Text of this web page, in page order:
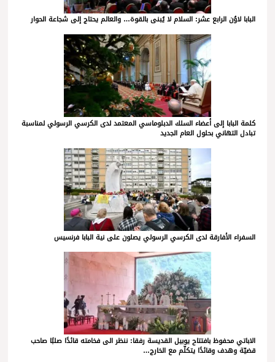
البابا لاوُن الرابع عشر: السلام لا يُبنى بالقوة… والعالم يحتاج إلى شجاعة الحوار
كلمة البابا إلى أعضاء السلك الدبلوماسي المعتمد لدى الكرسي الرسولي لمناسبة
تبادل التهاني بحلول العام الجديد
السفراء الأفارقة لدى الكرسي الرسولي يصلون على نية البابا فرنسيس
الاباتي محفوظ بافتتاح يوبيل القديسة رفقا: ننظر الى فخامته قائدًا صلبًا صاحب
قضيّة وهدف وقائدًا يتكلّم مع الخارج…